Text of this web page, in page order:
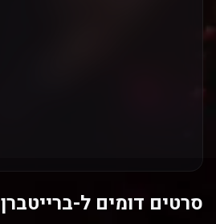
סרטים דומים ל-ברייטברן